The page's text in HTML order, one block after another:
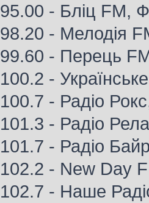
95.00 - Бліц FM,
98.20 - Мелодія
99.60 - Перець
100.2 -
100.7 - Радіо
101.3 - Радіо
101.7 - Радіо
102.2 - New Day
102.7 - Наше